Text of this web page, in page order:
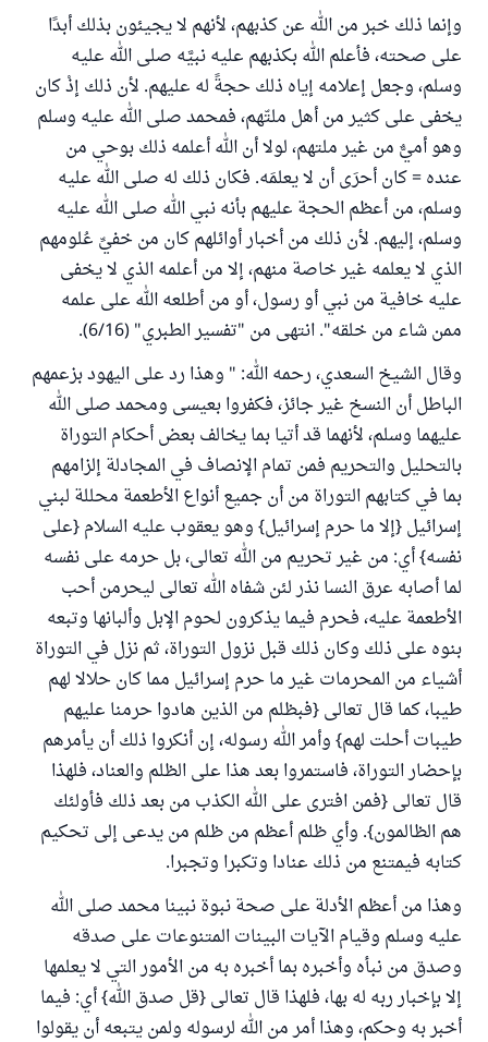
وإنما ذلك خبر من الله عن كذبهم، لأنهم لا يجيئون بذلك أبدًا
على صحته، فأعلم الله بكذبهم عليه نبيَّه صلى الله عليه
وسلم، وجعل إعلامه إياه ذلك حجةً له عليهم. لأن ذلك إذْ كان
يخفى على كثير من أهل ملتّهم، فمحمد صلى الله عليه وسلم
وهو أميٌّ من غير ملتهم، لولا أن الله أعلمه ذلك بوحي من
عنده = كان أحرَى أن لا يعلمَه. فكان ذلك له صلى الله عليه
وسلم، من أعظم الحجة عليهم بأنه نبي الله صلى الله عليه
وسلم، إليهم. لأن ذلك من أخبار أوائلهم كان من خفيِّ عُلومهم
الذي لا يعلمه غير خاصة منهم، إلا من أعلمه الذي لا يخفى
عليه خافية من نبي أو رسول، أو من أطلعه الله على علمه
ممن شاء من خلقه". انتهى من "تفسير الطبري" (6/16).
وقال الشيخ السعدي، رحمه الله: " وهذا رد على اليهود بزعمهم
الباطل أن النسخ غير جائز، فكفروا بعيسى ومحمد صلى الله
عليهما وسلم، لأنهما قد أتيا بما يخالف بعض أحكام التوراة
بالتحليل والتحريم فمن تمام الإنصاف في المجادلة إلزامهم
بما في كتابهم التوراة من أن جميع أنواع الأطعمة محللة لبني
إسرائيل {إلا ما حرم إسرائيل} وهو يعقوب عليه السلام {على
نفسه} أي: من غير تحريم من الله تعالى، بل حرمه على نفسه
لما أصابه عرق النسا نذر لئن شفاه الله تعالى ليحرمن أحب
الأطعمة عليه، فحرم فيما يذكرون لحوم الإبل وألبانها وتبعه
بنوه على ذلك وكان ذلك قبل نزول التوراة، ثم نزل في التوراة
أشياء من المحرمات غير ما حرم إسرائيل مما كان حلالا لهم
طيبا، كما قال تعالى {فبظلم من الذين هادوا حرمنا عليهم
طيبات أحلت لهم} وأمر الله رسوله، إن أنكروا ذلك أن يأمرهم
بإحضار التوراة، فاستمروا بعد هذا على الظلم والعناد، فلهذا
قال تعالى {فمن افترى على الله الكذب من بعد ذلك فأولئك
هم الظالمون}. وأي ظلم أعظم من ظلم من يدعى إلى تحكيم
كتابه فيمتنع من ذلك عنادا وتكبرا وتجبرا.
وهذا من أعظم الأدلة على صحة نبوة نبينا محمد صلى الله
عليه وسلم وقيام الآيات البينات المتنوعات على صدقه
وصدق من نبأه وأخبره بما أخبره به من الأمور التي لا يعلمها
إلا بإخبار ربه له بها، فلهذا قال تعالى {قل صدق الله} أي: فيما
أخبر به وحكم، وهذا أمر من الله لرسوله ولمن يتبعه أن يقولوا